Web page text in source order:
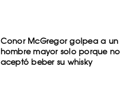
Conor McGregor golpea a un
hombre mayor solo porque no
aceptó beber su whisky